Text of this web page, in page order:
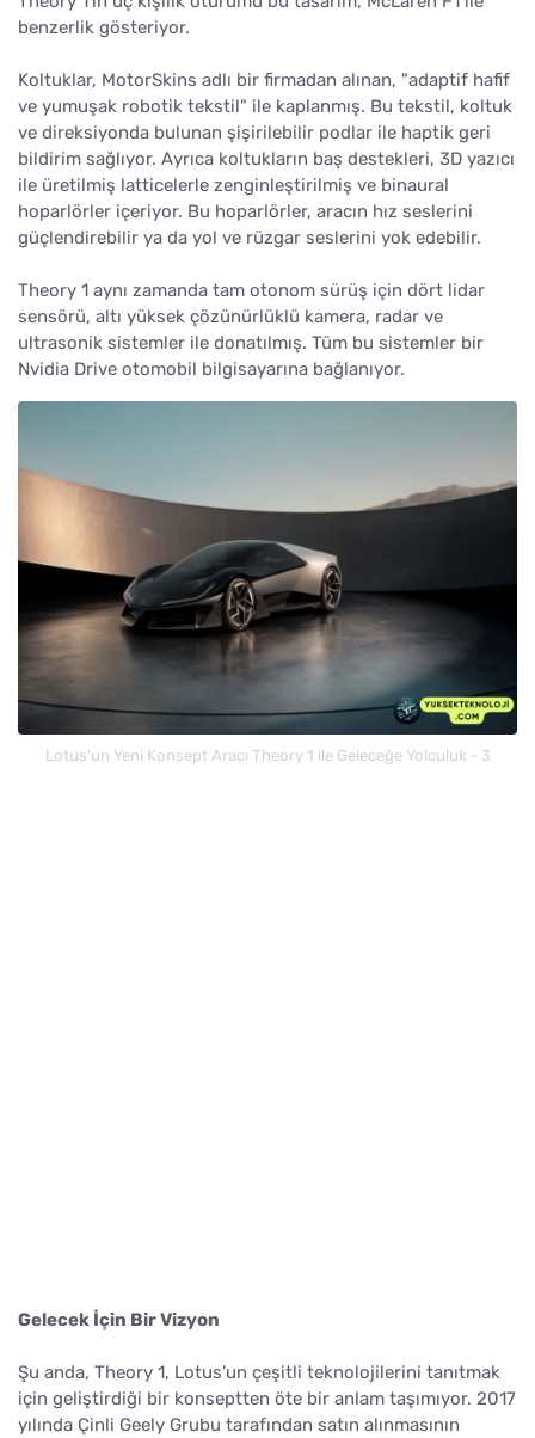
benzerlik gösteriyor.
Koltuklar, MotorSkins adlı bir firmadan alınan, "adaptif hafif
ve yumuşak robotik tekstil" ile kaplanmış. Bu tekstil, koltuk
ve direksiyonda bulunan şişirilebilir podlar ile haptik geri
bildirim sağlıyor. Ayrıca koltukların baş destekleri, 3D yazıcı
ile üretilmiş latticelerle zenginleştirilmiş ve binaural
hoparlörler içeriyor. Bu hoparlörler, aracın hız seslerini
güçlendirebilir ya da yol ve rüzgar seslerini yok edebilir.
Theory 1 aynı zamanda tam otonom sürüş için dört lidar
sensörü, altı yüksek çözünürlüklü kamera, radar ve
ultrasonik sistemler ile donatılmış. Tüm bu sistemler bir
Nvidia Drive otomobil bilgisayarına bağlanıyor.
Lotus'un Yeni Konsept Aracı Theory 1 ile Geleceğe Yolculuk - 3
Gelecek İçin Bir Vizyon
Şu anda, Theory 1, Lotus’un çeşitli teknolojilerini tanıtmak
için geliştirdiği bir konseptten öte bir anlam taşımıyor. 2017
yılında Çinli Geely Grubu tarafından satın alınmasının